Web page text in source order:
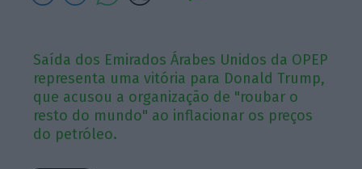
Saída dos Emirados Árabes Unidos da OPEP
representa uma vitória para Donald Trump,
que acusou a organização de "roubar o
resto do mundo" ao inflacionar os preços
do petróleo.